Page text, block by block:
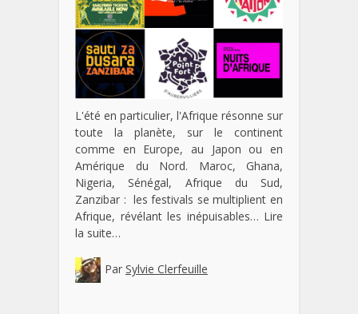
L'été en particulier, l'Afrique résonne sur
toute la planète, sur le continent
comme en Europe, au Japon ou en
Amérique du Nord. Maroc, Ghana,
Nigeria, Sénégal, Afrique du Sud,
Zanzibar : les festivals se multiplient en
Afrique, révélant les inépuisables… Lire
la suite…
Par Sylvie Clerfeuille